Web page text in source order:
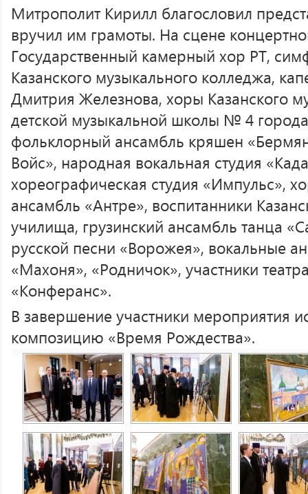
Митрополит Кирилл благословил
вручил им грамоты. На сцене
Государственный камерный хор РТ,
Казанского музыкального колледжа,
Дмитрия Железнова, хоры Казанского
детской музыкальной школы № 4
фольклорный ансамбль кряшен
Войс», народная вокальная студия
хореографическая студия «Импульс»,
ансамбль «Антре», воспитанники
училища, грузинский ансамбль танца
русской песни «Ворожея», вокальные
«Махоня», «Родничок», участники
«Конферанс».
В завершение участники мероприятия
композицию «Время Рождества».